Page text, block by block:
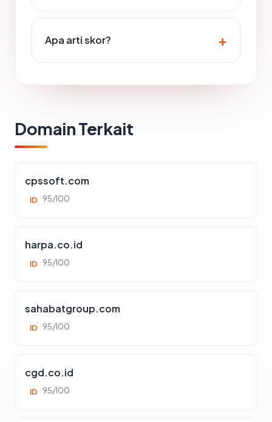
Apa arti skor?
Domain Terkait
cpssoft.com
ID 95/100
harpa.co.id
ID 95/100
sahabatgroup.com
ID 95/100
cgd.co.id
ID 95/100